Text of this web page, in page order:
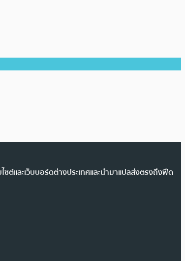
ต์และเว็บบอร์ดต่างประเทศและนำมาแปลส่งตรงถึงฟีด